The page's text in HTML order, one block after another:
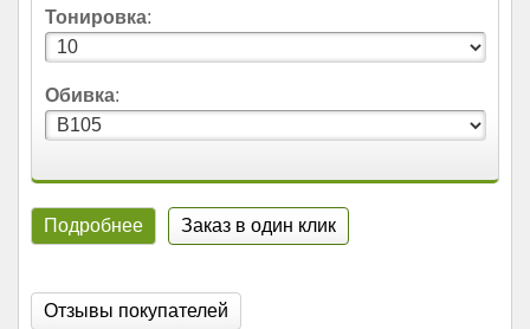
Тонировка:
Обивка:
Подробнее Заказ в один клик
Отзывы покупателей